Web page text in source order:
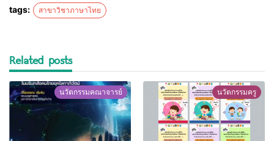
tags: สาขาวิชาภาษาไทย
Related posts
นวัตกรรมคณาจารย์ นวัตกรรมครู